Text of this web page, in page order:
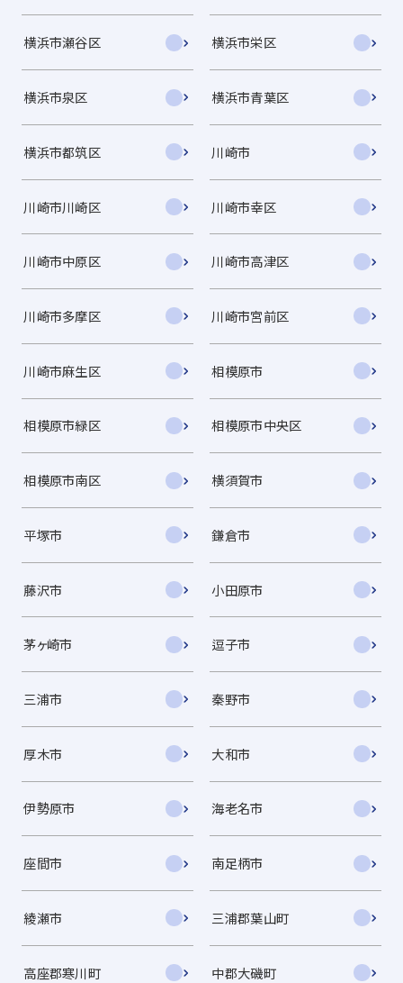
横浜市瀬谷区 横浜市栄区
横浜市泉区 横浜市青葉区
横浜市都筑区 川崎市
川崎市川崎区 川崎市幸区
川崎市中原区 川崎市高津区
川崎市多摩区 川崎市宮前区
川崎市麻生区 相模原市
相模原市緑区 相模原市中央区
相模原市南区 横須賀市
平塚市 鎌倉市
藤沢市 小田原市
茅ヶ崎市 逗子市
三浦市 秦野市
厚木市 大和市
伊勢原市 海老名市
座間市 南足柄市
綾瀬市 三浦郡葉山町
高座郡寒川町 中郡大磯町